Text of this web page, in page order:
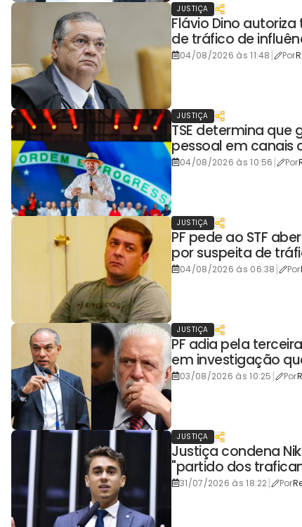
JUSTIÇA
Flávio Dino
de tráfico de
04/08/2026 às 11:48 | Por
JUSTIÇA
TSE determina
pessoal em canais
04/08/2026 às 10:56 | Por
JUSTIÇA
PF pede ao STF
por suspeita de
04/08/2026 às 06:38 | Por
JUSTIÇA
PF adia pela
em investigação
03/08/2026 às 10:25 | Por
JUSTIÇA
Justiça condena
"partido dos
31/07/2026 às 18:22| Por